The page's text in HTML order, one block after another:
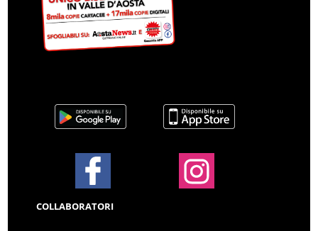
COLLABORATORI